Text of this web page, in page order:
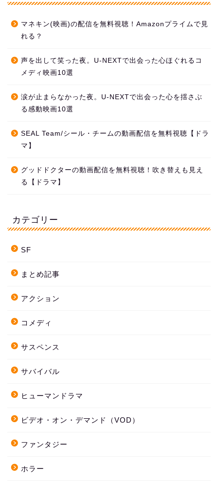
マネキン(映画)の配信を無料視聴！Amazonプライムで見
れる？
声を出して笑った夜。U-NEXTで出会った心ほぐれるコ
メディ映画10選
涙が止まらなかった夜。U-NEXTで出会った心を揺さぶ
る感動映画10選
SEAL Team/シール・チームの動画配信を無料視聴【ドラ
マ】
グッドドクターの動画配信を無料視聴！吹き替えも見え
る【ドラマ】
カテゴリー
SF
まとめ記事
アクション
コメディ
サスペンス
サバイバル
ヒューマンドラマ
ビデオ・オン・デマンド（VOD）
ファンタジー
ホラー